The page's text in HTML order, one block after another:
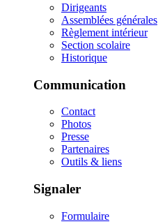
Dirigeants
Assemblées générales
Règlement intérieur
Section scolaire
Historique
Communication
Contact
Photos
Presse
Partenaires
Outils & liens
Signaler
Formulaire